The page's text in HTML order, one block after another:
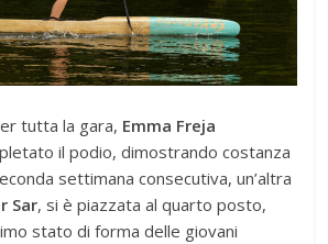
tutta la gara, Emma Freja
il podio, dimostrando costanza
settimana consecutiva, un’altra
Sar, si è piazzata al quarto posto,
stato di forma delle giovani